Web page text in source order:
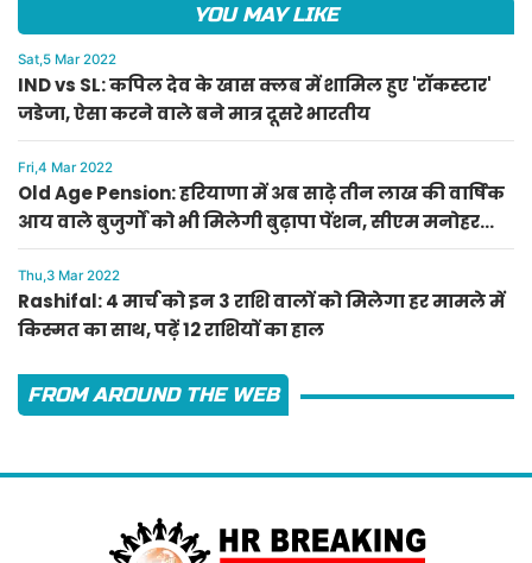
YOU MAY LIKE
Sat,5 Mar 2022
IND vs SL: कपिल देव के खास क्लब में शामिल हुए 'रॉकस्टार'
जडेजा, ऐसा करने वाले बने मात्र दूसरे भारतीय
Fri,4 Mar 2022
Old Age Pension: हरियाणा में अब साढ़े तीन लाख की वार्षिक
आय वाले बुजुर्गों को भी मिलेगी बुढ़ापा पेंशन, सीएम मनोहर
लाल का ऐलान
Thu,3 Mar 2022
Rashifal: 4 मार्च को इन 3 राशि वालों को मिलेगा हर मामले में
किस्मत का साथ, पढ़ें 12 राशियों का हाल
FROM AROUND THE WEB